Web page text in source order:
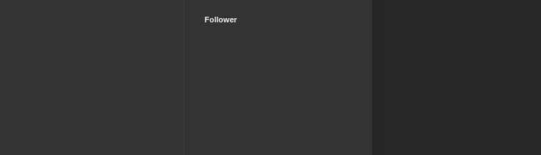
Follower